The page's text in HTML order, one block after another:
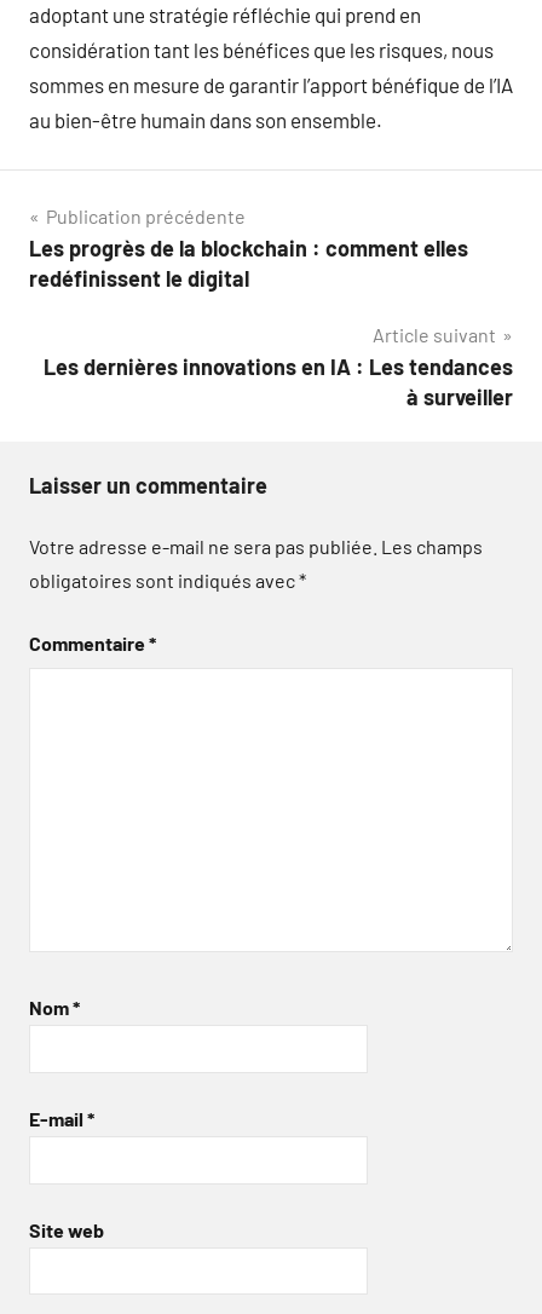
adoptant une stratégie réfléchie qui prend en
considération tant les bénéfices que les risques, nous
sommes en mesure de garantir l’apport bénéfique de l’IA
au bien-être humain dans son ensemble.
Navigation
de
Publication précédente
Les progrès de la blockchain : comment elles
redéfinissent le digital
Article suivant
Les dernières innovations en IA : Les tendances
à surveiller
Laisser un commentaire
Votre adresse e-mail ne sera pas publiée. Les champs
obligatoires sont indiqués avec*
Commentaire*
Nom*
E-mail *
Site web